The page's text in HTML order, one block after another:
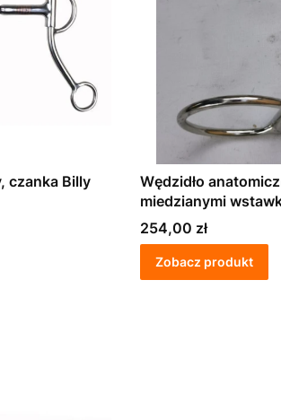
czanka Billy
Wędzidło
miedzianymi
Cena
254,00 zł
Zobacz produkt